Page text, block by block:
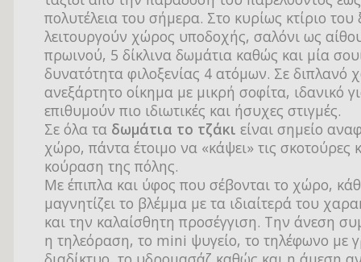
πολυτέλεια του σήμερα. Στο κυρίως κτίριο
λειτουργούν χώρος υποδοχής, σαλόνι ως
πρωινού, 5 δίκλινα δωμάτια καθώς και μία
δυνατότητα φιλοξενίας 4 ατόμων. Σε διπλανό
ανεξάρτητο οίκημα με μικρή σοφίτα, ιδανικό
επιθυμούν πιο ιδιωτικές και ήσυχες στιγμές.
Σε όλα τα δωμάτια το τζάκι είναι σημείο
χώρο, πάντα έτοιμο να «κάψει» τις σκοτούρες
κούραση της πόλης.
Με έπιπλα και ύφος που σέβονται το χώρο,
μαγνητίζει το βλέμμα με τα ιδιαίτερά του
και την καλαίσθητη προσέγγιση. Την άνεση
η τηλεόραση, το mini ψυγείο, το τηλέφωνο με